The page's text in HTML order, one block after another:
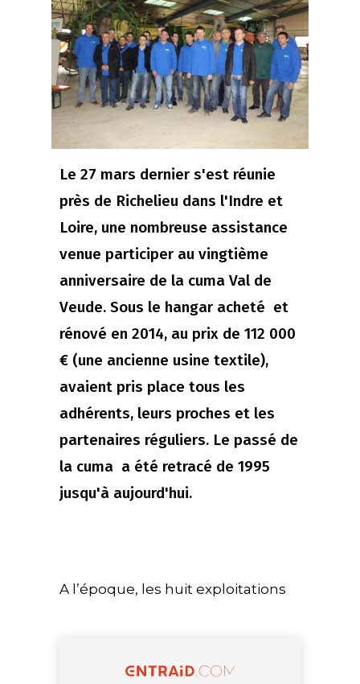
Le 27 mars dernier s'est réunie
près de Richelieu dans l'Indre et
Loire, une nombreuse assistance
venue participer au vingtième
anniversaire de la cuma Val de
Veude. Sous le hangar acheté et
rénové en 2014, au prix de 112 000
€ (une ancienne usine textile),
avaient pris place tous les
adhérents, leurs proches et les
partenaires réguliers. Le passé de
la cuma a été retracé de 1995
jusqu'à aujourd'hui.
A l’époque, les huit exploitations